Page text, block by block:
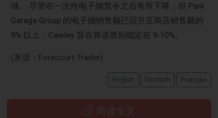
域。 尽管在一次性电子烟禁令之后有所下降，但 Park
Garage Group 的电子烟销售额已回升至商店销售额的
9% 以上，Cawley 旨在将该类别稳定在 9-10%。
(来源：Forecourt Trader)
English Deutsch Français
阅读全文